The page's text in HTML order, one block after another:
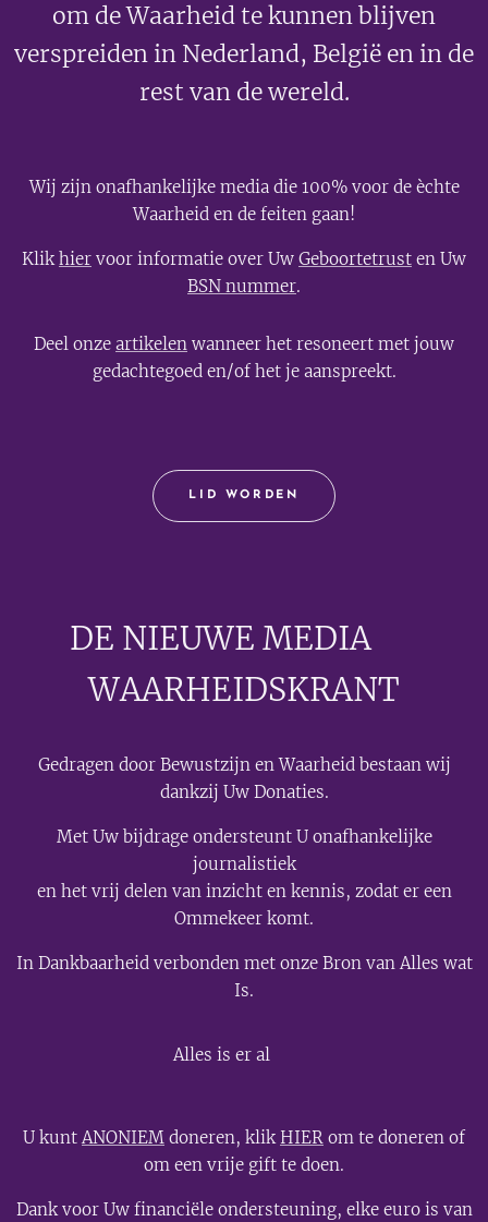
om de Waarheid te kunnen blijven
verspreiden in Nederland, België en in de
rest van de wereld.
Wij zijn onafhankelijke media die 100% voor de èchte
Waarheid en de feiten gaan!
Klikhier voor informatie over Uw Geboortetrust en Uw
BSN nummer.
Deel onze artikelen wanneer het resoneert met jouw
gedachtegoed en/of het je aanspreekt.
LID WORDEN
DE NIEUWE MEDIA🟣
WAARHEIDSKRANT
Gedragen door Bewustzijn en Waarheid bestaan wij
dankzij Uw Donaties.
Met Uw bijdrage ondersteunt U onafhankelijke
journalistiek
en het vrij delen van inzicht en kennis, zodat er een
Ommekeer komt.
In Dankbaarheid verbonden met onze Bron van Alles wat
Is.
Alles is er al
U kuntANONIEM doneren, klikHIER om te doneren of
om een vrije gift te doen.
Dank voor Uw financiële ondersteuning, elke euro is van